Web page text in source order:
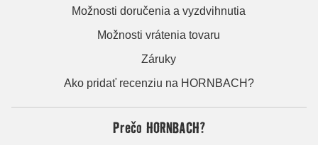
Možnosti doručenia a vyzdvihnutia
Možnosti vrátenia tovaru
Záruky
Ako pridať recenziu na HORNBACH?
Prečo HORNBACH?